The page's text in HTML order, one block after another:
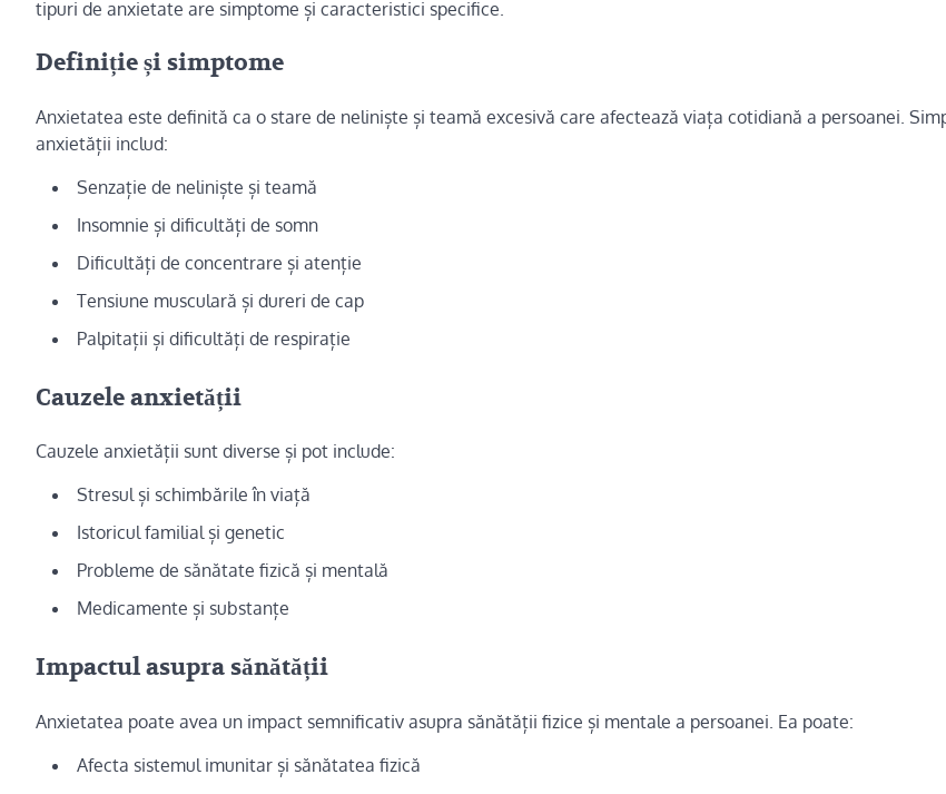
tipuri de anxietate are simptome și caracteristici specifice.
Definiție și simptome
Anxietatea este definită ca o stare de neliniște și teamă excesivă care afectează viața cotidiană a persoanei.
anxietății includ:
Senzație de neliniște și teamă
Insomnie și dificultăți de somn
Dificultăți de concentrare și atenție
Tensiune musculară și dureri de cap
Palpitații și dificultăți de respirație
Cauzele anxietății
Cauzele anxietății sunt diverse și pot include:
Stresul și schimbările în viață
Istoricul familial și genetic
Probleme de sănătate fizică și mentală
Medicamente și substanțe
Impactul asupra sănătății
Anxietatea poate avea un impact semnificativ asupra sănătății fizice și mentale a persoanei. Ea poate:
Afecta sistemul imunitar și sănătatea fizică